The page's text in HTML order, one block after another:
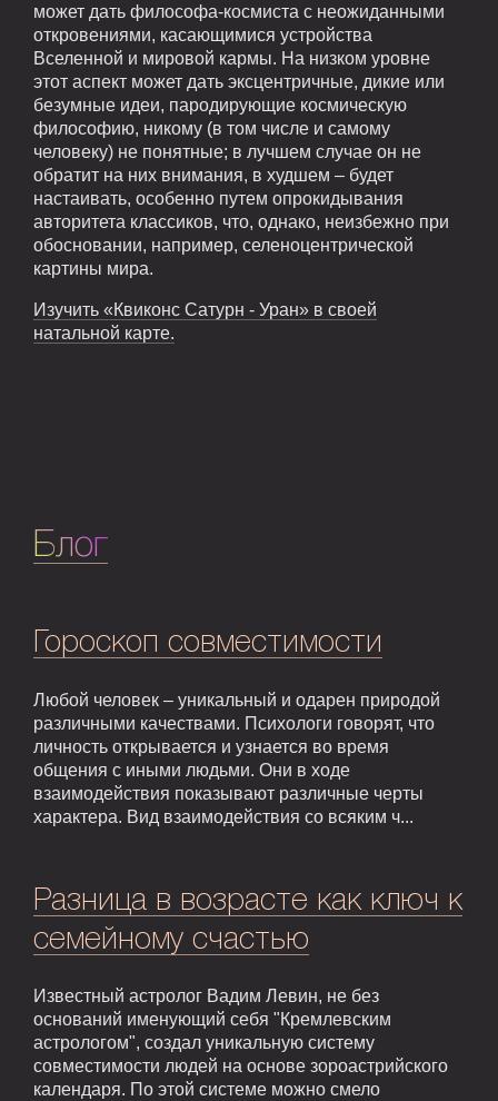
может дать философа-космиста с неожиданными
откровениями, касающимися устройства
Вселенной и мировой кармы. На низком уровне
этот аспект может дать эксцентричные, дикие или
безумные идеи, пародирующие космическую
философию, никому (в том числе и самому
человеку) не понятные; в лучшем случае он не
обратит на них внимания, в худшем – будет
настаивать, особенно путем опрокидывания
авторитета классиков, что, однако, неизбежно при
обосновании, например, селеноцентрической
картины мира.
Изучить «Квиконс Сатурн - Уран» в своей
натальной карте.
Блог
Гороскоп совместимости
Любой человек – уникальный и одарен природой
различными качествами. Психологи говорят, что
личность открывается и узнается во время
общения с иными людьми. Они в ходе
взаимодействия показывают различные черты
характера. Вид взаимодействия со всяким ч...
Разница в возрасте как ключ к
семейному счастью
Известный астролог Вадим Левин, не без
оснований именующий себя "Кремлевским
астрологом", создал уникальную систему
совместимости людей на основе зороастрийского
календаря. По этой системе можно смело